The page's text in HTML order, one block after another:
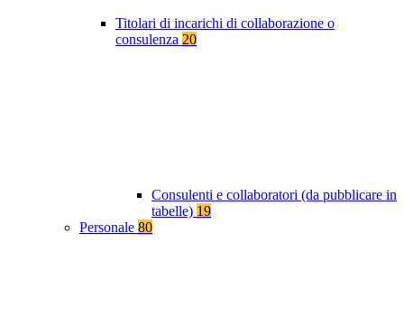
Titolari di incarichi di collaborazione o
consulenza 20
Consulenti e collaboratori (da pubblicare in
tabelle) 19
Personale 80